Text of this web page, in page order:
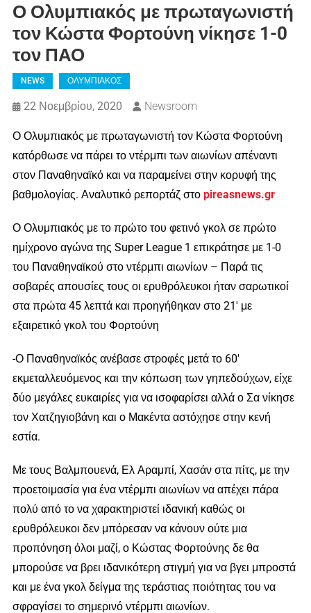
Ο Ολυμπιακός με πρωταγωνιστή
τον Κώστα Φορτούνη νίκησε 1-0
τον ΠΑΟ
NEWS ΟΛΥΜΠΙΑΚΟΣ
22 Νοεμβρίου, 2020 Newsroom
Ο Ολυμπιακός με πρωταγωνιστή τον Κώστα Φορτούνη
κατόρθωσε να πάρει το ντέρμπι των αιωνίων απέναντι
στον Παναθηναϊκό και να παραμείνει στην κορυφή της
βαθμολογίας. Αναλυτικό ρεπορτάζ στο pireasnews.gr
Ο Ολυμπιακός με το πρώτο του φετινό γκολ σε πρώτο
ημίχρονο αγώνα της Super League 1 επικράτησε με 1-0
του Παναθηναϊκού στο ντέρμπι αιωνίων – Παρά τις
σοβαρές απουσίες τους οι ερυθρόλευκοι ήταν σαρωτικοί
στα πρώτα 45 λεπτά και προηγήθηκαν στο 21′ με
εξαιρετικό γκολ του Φορτούνη
-Ο Παναθηναϊκός ανέβασε στροφές μετά το 60′
εκμεταλλευόμενος και την κόπωση των γηπεδούχων, είχε
δύο μεγάλες ευκαιρίες για να ισοφαρίσει αλλά ο Σα νίκησε
τον Χατζηγιοβάνη και ο Μακέντα αστόχησε στην κενή
εστία.
Με τους Βαλμπουενά, Ελ Αραμπί, Χασάν στα πίτς, με την
προετοιμασία για ένα ντέρμπι αιωνίων να απέχει πάρα
πολύ από το να χαρακτηριστεί ιδανική καθώς οι
ερυθρόλευκοι δεν μπόρεσαν να κάνουν ούτε μια
προπόνηση όλοι μαζί, ο Κώστας Φορτούνης δε θα
μπορούσε να βρει ιδανικότερη στιγμή για να βγει μπροστά
και με ένα γκολ δείγμα της τεράστιας ποιότητας του να
σφραγίσει το σημερινό ντέρμπι αιωνίων.